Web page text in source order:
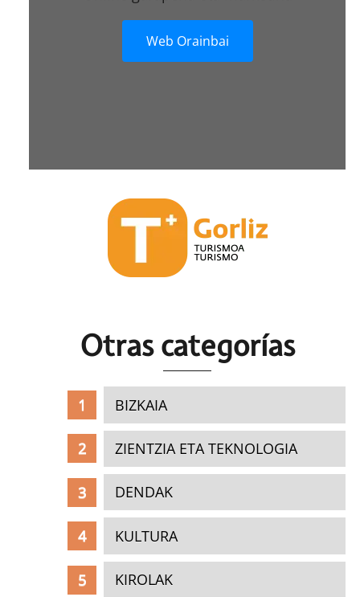
Web Orainbai
Otras categorías
BIZKAIA
ZIENTZIA ETA TEKNOLOGIA
DENDAK
KULTURA
KIROLAK